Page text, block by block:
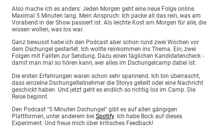
Also mache ich es anders: Jeden Morgen geht eine neue Folge online.
Maximal 5 Minuten lang. Mein Anspruch: Ich packe all das rein, was am
Vorabend in der Show passiert ist. Als leichte Kost am Morgen für alle, die
wissen wollen, was los war.
Ganz bewusst habe ich den Podcast aber schon rund zwei Wochen vor
dem Dschungel gestartet. Ich wollte reinkommen ins Thema. Ein, zwei
Folgen mit Fakten zur Sendung. Dazu einen täglichen Kandidatencheck -
damit man mal so hören kann, wer alles im Dschungelcamp dabei ist.
Die ersten Erfahrungen waren schon sehr spannend. Ich bin überrascht,
dass einzelne Dschungelteilnehmer die Storys geteilt oder eine Nachricht
geschickt haben. Und jetzt geht es endlich so richtig los im Camp. Die
Reise beginnt.
Den Podcast "5 Minuten Dschungel" gibt es auf allen gängigen
Plattformen, unter anderem bei Spotify. Ich habe Bock auf dieses
Experiment. Und freue mich über kritisches Feedback!